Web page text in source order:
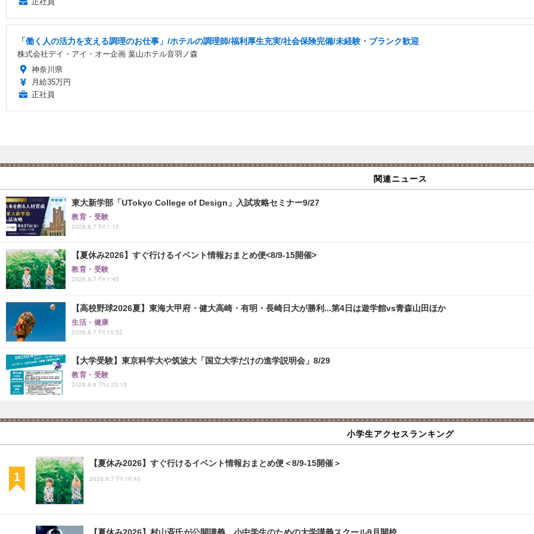
「働く人の活力を支える調理のお仕事」/ホテルの調理師/福利厚生充実/社会保険完備/未経験・ブランク歓迎
株式会社デイ・アイ・オー企画 葉山ホテル音羽ノ森
神奈川県
月給35万円
正社員
関連ニュース
東大新学部「UTokyo College of Design」入試攻略セミナー9/27
教育・受験
2026.8.7 Fri 1:15
【夏休み2026】すぐ行けるイベント情報おまとめ便<8/9-15開催>
教育・受験
2026.8.7 Fri 1:45
【高校野球2026夏】東海大甲府・健大高崎・有明・長崎日大が勝利...第4日は遊学館vs青森山田ほか
生活・健康
2026.8.7 Fri 15:52
【大学受験】東京科学大や筑波大「国立大学だけの進学説明会」8/29
教育・受験
2026.8.6 Thu 23:15
小学生アクセスランキング
【夏休み2026】すぐ行けるイベント情報おまとめ便＜8/9-15開催＞
2026.8.7 Fri 19:45
【夏休み2026】村山斉氏が公開講義、小中学生のための大学講義スクール9月開校